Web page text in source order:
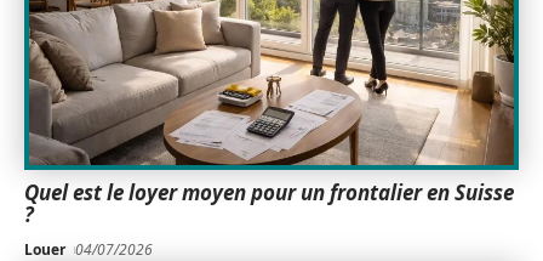
Quel est le loyer moyen pour un frontalier en Suisse
?
Louer 04/07/2026